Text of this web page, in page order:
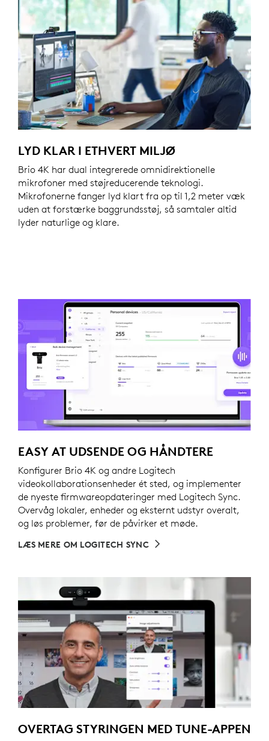
LYD KLAR I ETHVERT MILJØ
Brio 4K har dual integrerede omnidirektionelle
mikrofoner med støjreducerende teknologi.
Mikrofonerne fanger lyd klart fra op til 1,2 meter væk
uden at forstærke baggrundsstøj, så samtaler altid
lyder naturlige og klare.
EASY AT UDSENDE OG HÅNDTERE
Konfigurer Brio 4K og andre Logitech
videokollaborationsenheder ét sted, og implementer
de nyeste firmwareopdateringer med Logitech Sync.
Overvåg lokaler, enheder og eksternt udstyr overalt,
og løs problemer, før de påvirker et møde.
LÆS MERE OM LOGITECH SYNC
OVERTAG STYRINGEN MED TUNE-APPEN